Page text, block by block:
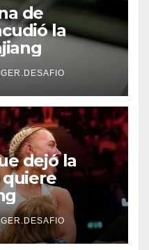
de
la
dejó la
quiere